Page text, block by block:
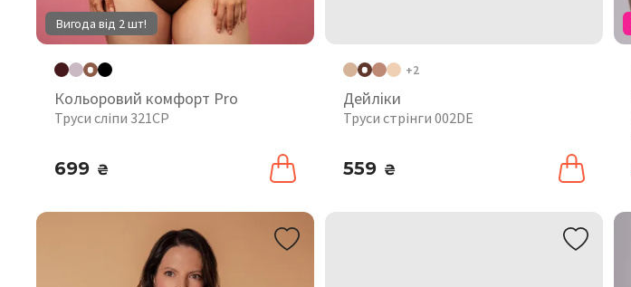
Вигода від 2 шт!
Кольоровий комфорт Pro
Труси сліпи 321CP
699 ₴
+2
Дейліки
Труси стрінги 002DE
559 ₴